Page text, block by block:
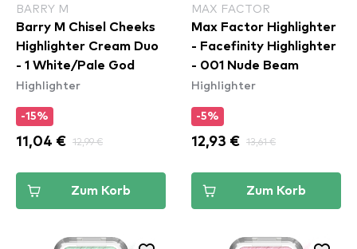
BARRY M
Barry M Chisel Cheeks
Highlighter Cream Duo
- 1 White/Pale God
Highlighter
-15%
11,04 € 12,99 €
Zum Korb
MAX FACTOR
Max Factor Highlighter
- Facefinity Highlighter
- 001 Nude Beam
Highlighter
-5%
12,93 € 13,61 €
Zum Korb